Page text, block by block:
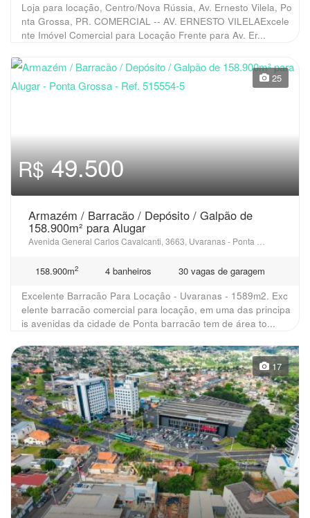
Loja para locação, Centro/Nova Rússia, Av. Ernesto Vilela, Po
nta Grossa, PR. COMERCIAL -- AV. ERNESTO VILELAExcele
nte Imóvel Comercial para Locação Frente para Av. Er...
25
R$49.500
Armazém / Barracão / Depósito / Galpão de
158.900m² para Alugar
158.900m2 4 banheiros
30 vagas de garagem
Excelente Barracão Para Locação - Uvaranas - 1589m2. Exc
elente barracão comercial para locação, em uma das principa
is avenidas da cidade de Ponta barracão tem de área to...
17